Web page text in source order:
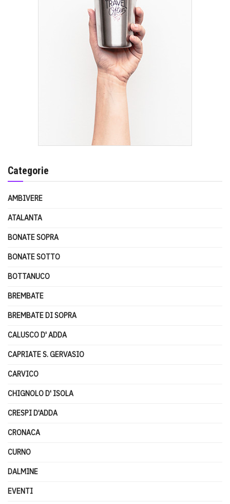
Categorie
AMBIVERE
ATALANTA
BONATE SOPRA
BONATE SOTTO
BOTTANUCO
BREMBATE
BREMBATE DI SOPRA
CALUSCO D' ADDA
CAPRIATE S. GERVASIO
CARVICO
CHIGNOLO D' ISOLA
CRESPI D'ADDA
CRONACA
CURNO
DALMINE
EVENTI